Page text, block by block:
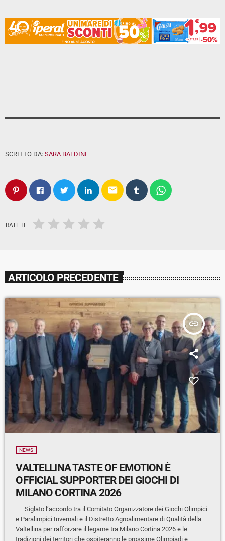
SCRITTO DA: SARA BALDINI
email
RATE IT
ARTICOLO PRECEDENTE
insert_link
NEWS
VALTELLINA TASTE OF EMOTION È
OFFICIAL SUPPORTER DEI GIOCHI DI
MILANO CORTINA 2026
Siglato l’accordo tra il Comitato Organizzatore dei Giochi Olimpici
e Paralimpici Invernali e il Distretto Agroalimentare di Qualità della
Valtellina per rafforzare il legame tra Milano Cortina 2026 e le
tradizioni dei territori che ospiteranno le prossime Olimpiadi e